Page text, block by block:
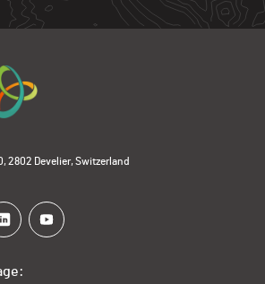
2802 Develier, Switzerland